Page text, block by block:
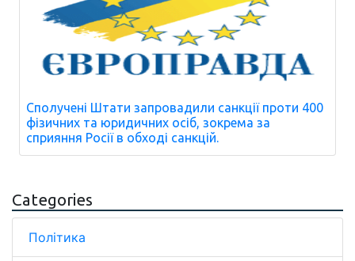
Сполучені Штати запровадили санкції проти 400
фізичних та юридичних осіб, зокрема за
сприяння Росії в обході санкцій.
Categories
Політика